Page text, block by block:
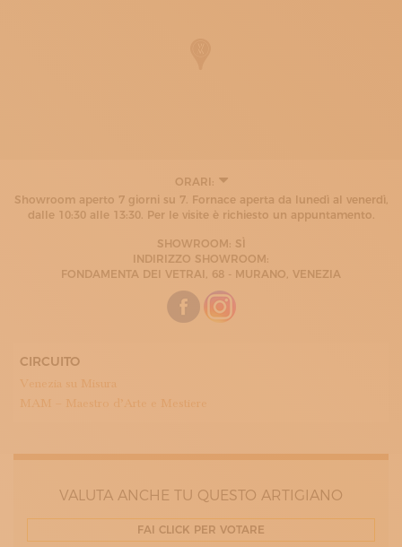
ORARI:
LUNEDÌ
10:30 - 18:00
10:30 - 18:00
MERCOLEDÌ
10:30 - 18:00
GIOVEDÌ
10:30 - 18:00
VENERDÌ
Showroom aperto 7 giorni su 7. Fornace aperta da lunedì al venerdì,
dalle 10:30 alle 13:30. Per le visite è richiesto un appuntamento.
SHOWROOM: SÌ
INDIRIZZO SHOWROOM:
FONDAMENTA DEI VETRAI, 68 - MURANO, VENEZIA
CIRCUITO
Venezia su Misura
MAM – Maestro d’Arte e Mestiere
VALUTA ANCHE TU QUESTO ARTIGIANO
FAI CLICK PER VOTARE